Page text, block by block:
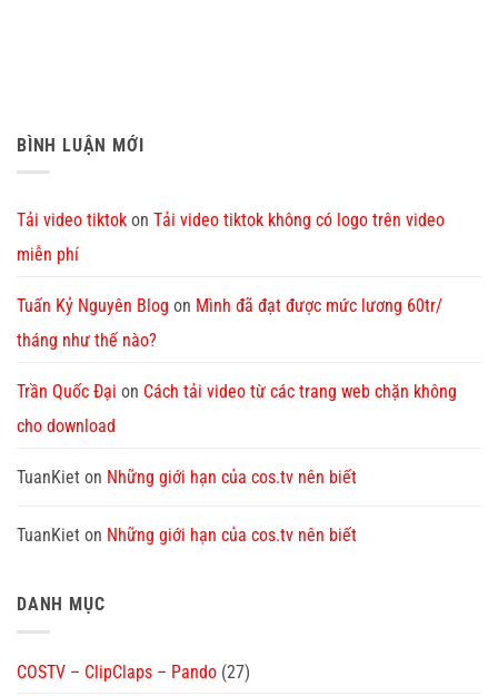
BÌNH LUẬN MỚI
Tải video tiktok on Tải video tiktok không có logo trên video
miễn phí
Tuấn Kỷ Nguyên Blog on Mình đã đạt được mức lương 60tr/
tháng như thế nào?
Trần Quốc Đại on Cách tải video từ các trang web chặn không
cho download
TuanKiet on Những giới hạn của cos.tv nên biết
TuanKiet on Những giới hạn của cos.tv nên biết
DANH MỤC
COSTV – ClipClaps – Pando (27)